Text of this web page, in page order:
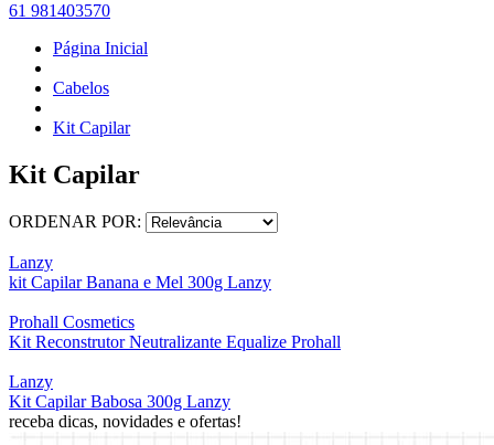
61 981403570
Página Inicial
Cabelos
Kit Capilar
Kit Capilar
ORDENAR POR:
Lanzy
kit Capilar Banana e Mel 300g Lanzy
Prohall Cosmetics
Kit Reconstrutor Neutralizante Equalize Prohall
Lanzy
Kit Capilar Babosa 300g Lanzy
receba dicas, novidades e ofertas!